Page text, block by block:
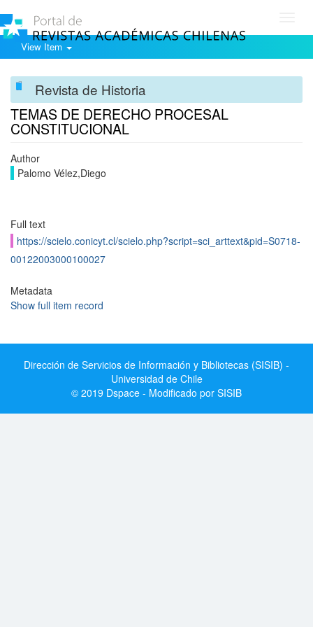
View Item
Revista de Historia
TEMAS DE DERECHO PROCESAL
CONSTITUCIONAL
Author
Palomo Vélez,Diego
Full text
https://scielo.conicyt.cl/scielo.php?script=sci_arttext&pid=S0718-
00122003000100027
Metadata
Show full item record
Dirección de Servicios de Información y Bibliotecas (SISIB) -
Universidad de Chile
© 2019 Dspace - Modificado por SISIB